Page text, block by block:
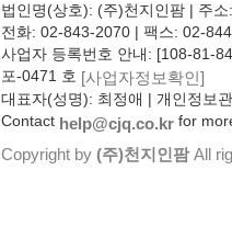
법인명(상호): (주)천지인팜 | 주
전화: 02-843-2070 | 팩스: 02-
사업자 등록번호 안내: [108-81-
포-0471 호 [사업자정보확인]
대표자(성명): 최정애 | 개인정보
Contact help@cjq.co.kr for
Copyright by (주)천지인팜All